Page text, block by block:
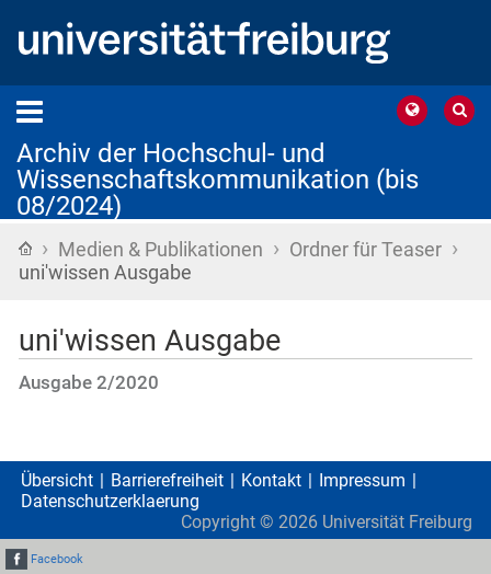
Archiv der Hochschul- und
Wissenschaftskommunikation (bis
08/2024)
Startseite
› Medien & Publikationen › Ordner für Teaser ›
uni'wissen Ausgabe
uni'wissen Ausgabe
Ausgabe 2/2020
Übersicht Barrierefreiheit Kontakt
Impressum
Datenschutzerklaerung
Copyright © 2026 Universität Freiburg
Facebook